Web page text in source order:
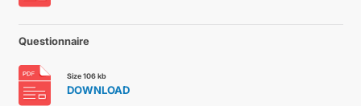
Questionnaire
Size 106 kb
DOWNLOAD